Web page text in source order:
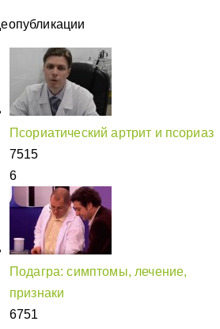
Псориатический артрит и псориаз
7515
6
Подагра: симптомы, лечение,
признаки
6751